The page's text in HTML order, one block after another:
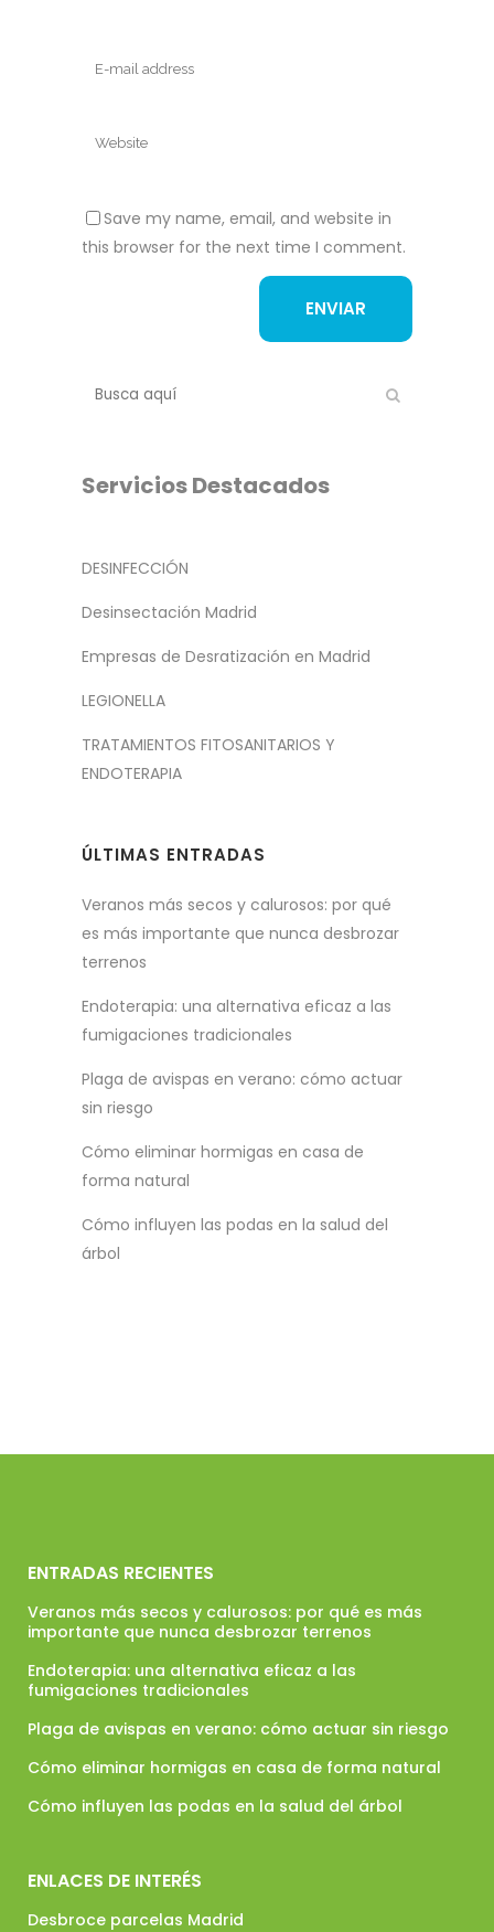
Save my name, email, and website in
this browser for the next time I comment.
Servicios Destacados
DESINFECCIÓN
Desinsectación Madrid
Empresas de Desratización en Madrid
LEGIONELLA
TRATAMIENTOS FITOSANITARIOS Y
ENDOTERAPIA
ÚLTIMAS ENTRADAS
Veranos más secos y calurosos: por qué
es más importante que nunca desbrozar
terrenos
Endoterapia: una alternativa eficaz a las
fumigaciones tradicionales
Plaga de avispas en verano: cómo actuar
sin riesgo
Cómo eliminar hormigas en casa de
forma natural
Cómo influyen las podas en la salud del
árbol
ENTRADAS RECIENTES
Veranos más secos y calurosos: por qué es más
importante que nunca desbrozar terrenos
Endoterapia: una alternativa eficaz a las
fumigaciones tradicionales
Plaga de avispas en verano: cómo actuar sin riesgo
Cómo eliminar hormigas en casa de forma natural
Cómo influyen las podas en la salud del árbol
ENLACES DE INTERÉS
Desbroce parcelas Madrid